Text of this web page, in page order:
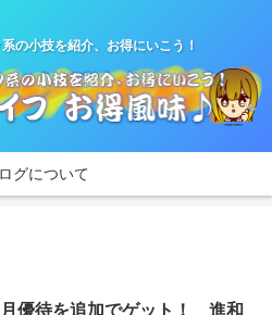
の小技を紹介、お得にいこう！
グについて
月優待を追加でゲット！ 進和